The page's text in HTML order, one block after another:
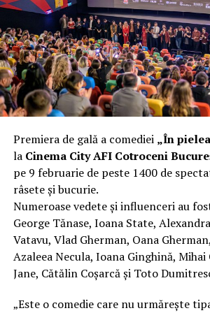
încât nu a mai putut fi pliat.
fier vechi a doua zi. Asta ca să fie clar
vorbim despre preferințe estetice, ci
funcționalitate reală.
Aluminiul, pe scurt:
rezistent la coroziune,
nuanțe
Aluminiul e materialul care apare
când cineva caută un pavilion ușor. Și
Densitatea aluminiului e de
de circa 7,8 g/cm³ pentru oțel.
identic, aluminiul cântărește cam o
oțelului. Pentru oricine transportă,
demontează frecvent o structură,
simte enorm.
Premiera de gală a comediei „În
la Cinema City AFI Cotroceni
pe 9 februarie de peste 1400 de
râsete și bucurie.
Numeroase vedete și influenceri au
George Tănase, Ioana State,
Vatavu, Vlad Gherman, Oana
Azaleea Necula, Ioana Ginghină, Mihai
Jane, Cătălin Coșarcă și Toto
„Este o comedie care nu urmărește